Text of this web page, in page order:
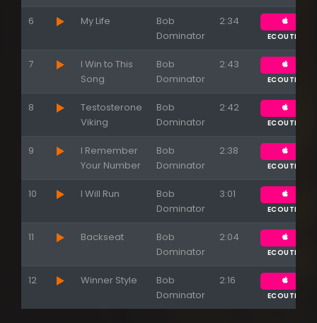
6 My Life
Bob
Dominator
2:34
ECOUTER
7
I Win to This
Song
Bob
Dominator
2:43
ECOUTER
8
Testosterone
Viking
Bob
Dominator
2:42
ECOUTER
9
I Remember
Your Number
Bob
Dominator
2:38
ECOUTER
10 I Will Run
Bob
Dominator
3:01
ECOUTER
11 Backseat
Bob
Dominator
2:04
ECOUTER
12 Winner Style
Bob
Dominator
2:16
ECOUTER